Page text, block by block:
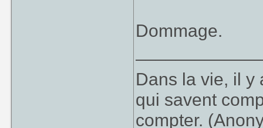
Dommage.
Dans la vie, il y
qui savent
compter.